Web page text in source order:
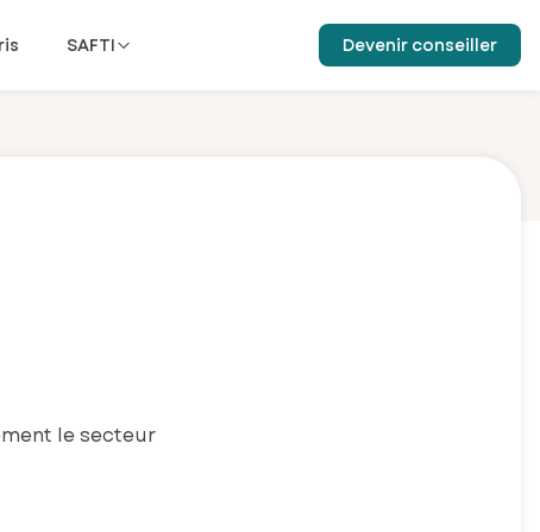
SAFTI Devenir conseiller
le secteur